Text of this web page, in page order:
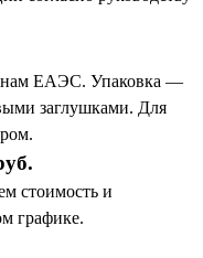
ЕАЭС. Упаковка —
заглушками. Для
стоимость и
графике.